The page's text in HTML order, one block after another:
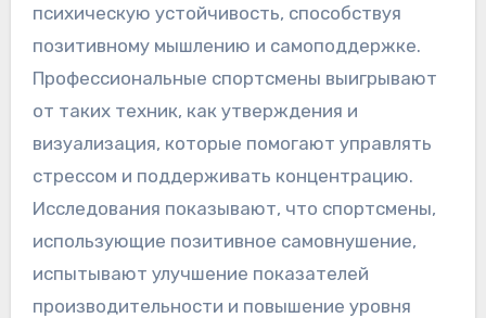
психическую устойчивость, способствуя
позитивному мышлению и самоподдержке.
Профессиональные спортсмены выигрывают
от таких техник, как утверждения и
визуализация, которые помогают управлять
стрессом и поддерживать концентрацию.
Исследования показывают, что спортсмены,
использующие позитивное самовнушение,
испытывают улучшение показателей
производительности и повышение уровня